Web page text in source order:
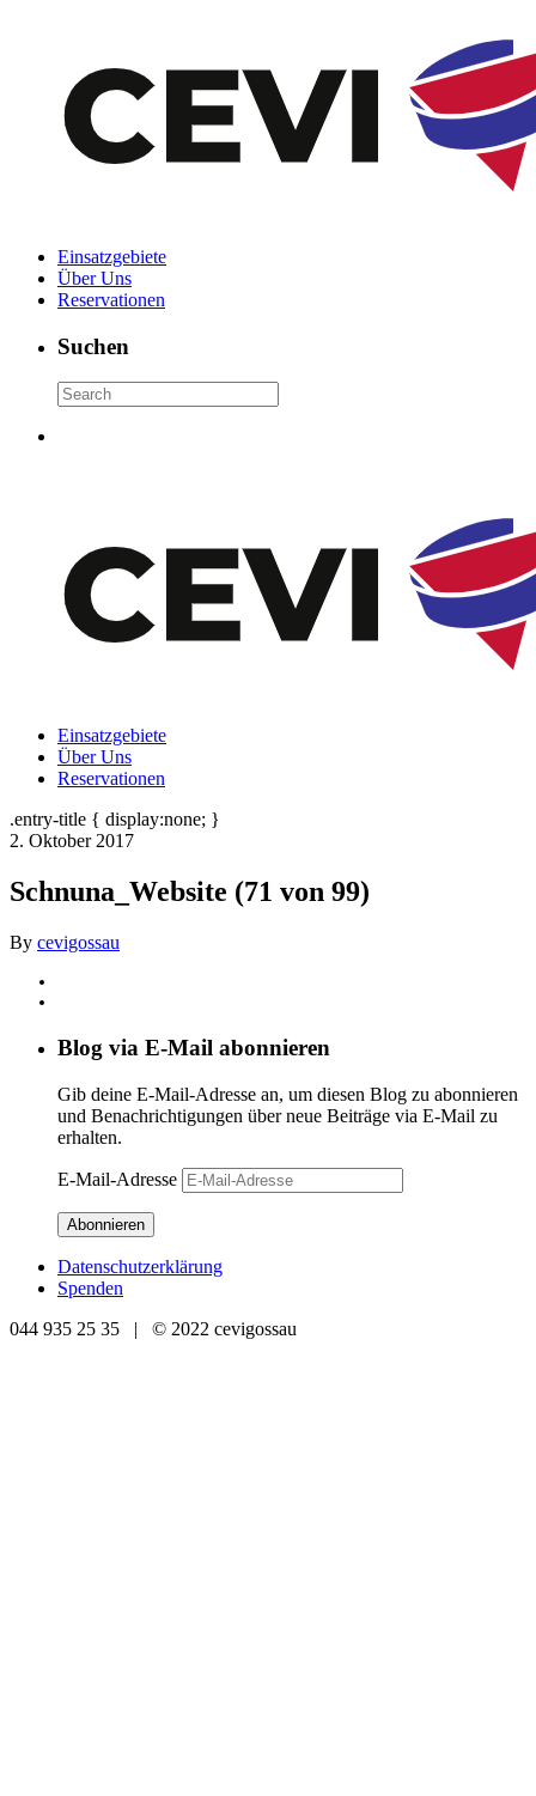
Einsatzgebiete
Über Uns
Reservationen
Suchen
Einsatzgebiete
Über Uns
Reservationen
.entry-title { display:none; }
2. Oktober 2017
Schnuna_Website (71 von 99)
By cevigossau
Blog via E-Mail abonnieren
Gib deine E-Mail-Adresse an, um diesen Blog zu abonnieren
und Benachrichtigungen über neue Beiträge via E-Mail zu
erhalten.
E-Mail-Adresse
Abonnieren
Datenschutzerklärung
Spenden
044 935 25 35 | © 2022 cevigossau